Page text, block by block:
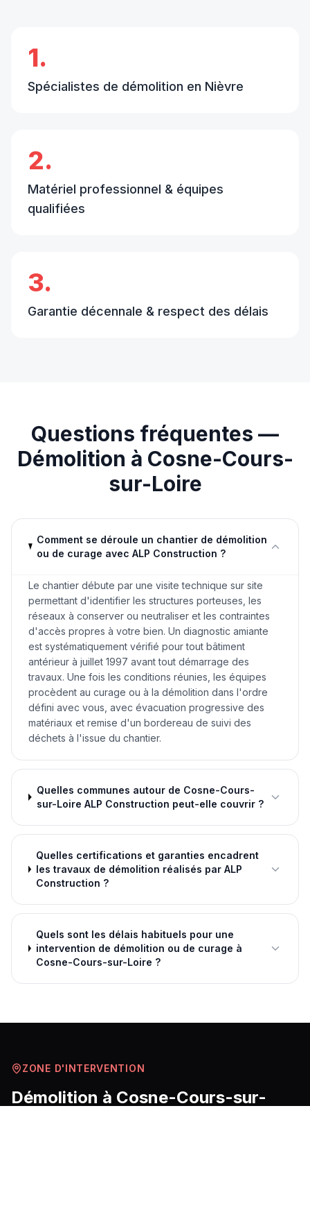
1.
Spécialistes de démolition en Nièvre
2.
Matériel professionnel & équipes
qualifiées
3.
Garantie décennale & respect des délais
Questions fréquentes —
Démolition à Cosne-Cours-
sur-Loire
Comment se déroule un chantier de démolition
ou de curage avec ALP Construction ?
Le chantier débute par une visite technique sur site
permettant d'identifier les structures porteuses, les
réseaux à conserver ou neutraliser et les contraintes
d'accès propres à votre bien. Un diagnostic amiante
est systématiquement vérifié pour tout bâtiment
antérieur à juillet 1997 avant tout démarrage des
travaux. Une fois les conditions réunies, les équipes
procèdent au curage ou à la démolition dans l'ordre
défini avec vous, avec évacuation progressive des
matériaux et remise d'un bordereau de suivi des
déchets à l'issue du chantier.
Quelles communes autour de Cosne-Cours-
sur-Loire ALP Construction peut-elle couvrir ?
Quelles certifications et garanties encadrent
les travaux de démolition réalisés par ALP
Construction ?
Quels sont les délais habituels pour une
intervention de démolition ou de curage à
Cosne-Cours-sur-Loire ?
ZONE D'INTERVENTION
Démolition à Cosne-Cours-sur-